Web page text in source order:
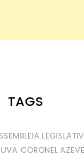
TAGS
CORONEL